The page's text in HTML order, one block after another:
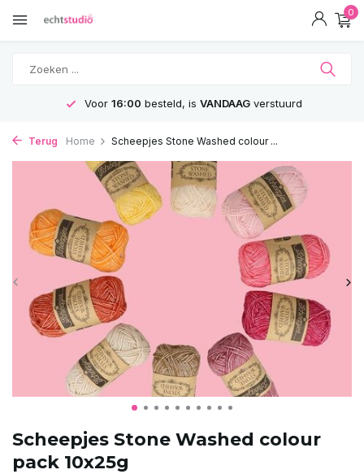
0
GRATIS Verzending vanaf 75€
Terug Home Scheepjes Stone Washed colour ...
Scheepjes Stone Washed colour
pack 10x25g